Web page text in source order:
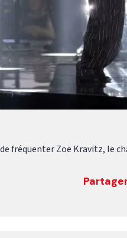
fréquenter Zoë Kravitz, le